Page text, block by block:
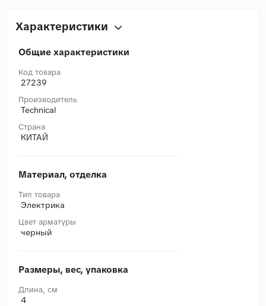
Характеристики
Общие характеристики
Код товара
27239
Производитель
Technical
Страна
КИТАЙ
Материал, отделка
Тип товара
Электрика
Цвет арматуры
черный
Размеры, вес, упаковка
Длина, cм
4